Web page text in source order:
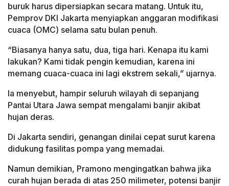
buruk harus dipersiapkan secara matang. Untuk itu,
Pemprov DKI Jakarta menyiapkan anggaran modifikasi
cuaca (OMC) selama satu bulan penuh.
“Biasanya hanya satu, dua, tiga hari. Kenapa itu kami
lakukan? Kami tidak pengin kemudian, karena ini
memang cuaca-cuaca ini lagi ekstrem sekali,” ujarnya.
Ia menyebut, hampir seluruh wilayah di sepanjang
Pantai Utara Jawa sempat mengalami banjir akibat
hujan deras.
Di Jakarta sendiri, genangan dinilai cepat surut karena
didukung fasilitas pompa yang memadai.
Namun demikian, Pramono mengingatkan bahwa jika
curah hujan berada di atas 250 milimeter, potensi banjir